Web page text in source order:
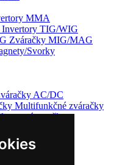
MMA
Invertory TIG/WIG
Zváračky MIG/MAG
Svorky
AC/DC
Multifunkčné zváračky
rezačky